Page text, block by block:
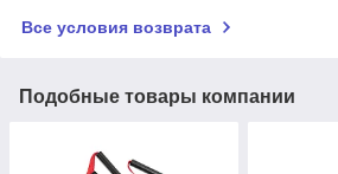
Все условия возврата
Подобные товары компании